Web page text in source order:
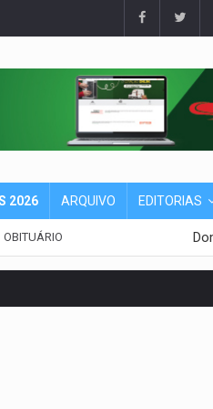
2026 ARQUIVO EDITORIAS
OBITUÁRIO